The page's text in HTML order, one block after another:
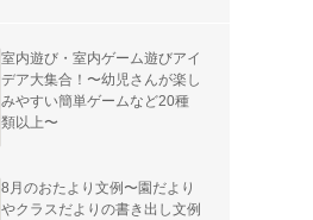
室内遊び・室内ゲーム遊びアイ
デア大集合！〜幼児さんが楽し
みやすい簡単ゲームなど20種
類以上〜
8月のおたより文例〜園だより
やクラスだよりの書き出し文例